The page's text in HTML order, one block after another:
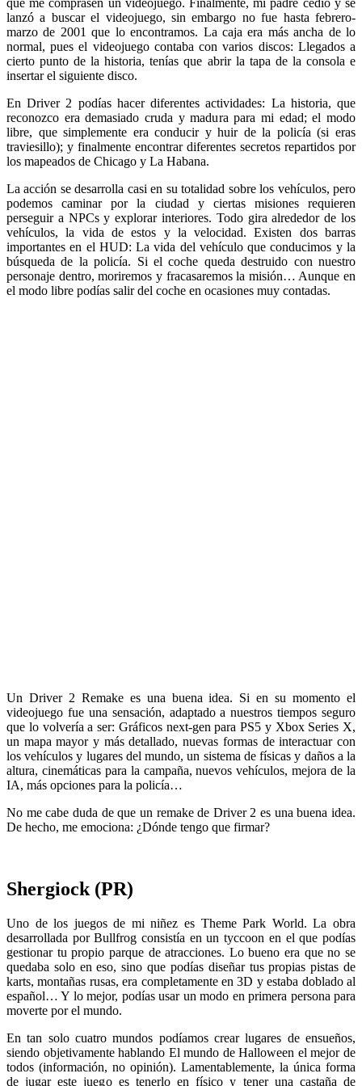
que me comprasen un videojuego. Finalmente, mi padre cedió y se
lanzó a buscar el videojuego, sin embargo no fue hasta febrero-
marzo de 2001 que lo encontramos. La caja era más ancha de lo
normal, pues el videojuego contaba con varios discos: Llegados a
cierto punto de la historia, tenías que abrir la tapa de la consola e
insertar el siguiente disco.
En Driver 2 podías hacer diferentes actividades: La historia, que
reconozco era demasiado cruda y madura para mi edad; el modo
libre, que simplemente era conducir y huir de la policía (si eras
traviesillo); y finalmente encontrar diferentes secretos repartidos por
los mapeados de Chicago y La Habana.
La acción se desarrolla casi en su totalidad sobre los vehículos, pero
podemos caminar por la ciudad y ciertas misiones requieren
perseguir a NPCs y explorar interiores. Todo gira alrededor de los
vehículos, la vida de estos y la velocidad. Existen dos barras
importantes en el HUD: La vida del vehículo que conducimos y la
búsqueda de la policía. Si el coche queda destruido con nuestro
personaje dentro, moriremos y fracasaremos la misión… Aunque en
el modo libre podías salir del coche en ocasiones muy contadas.
Un Driver 2 Remake es una buena idea. Si en su momento el
videojuego fue una sensación, adaptado a nuestros tiempos seguro
que lo volvería a ser: Gráficos next-gen para PS5 y Xbox Series X,
un mapa mayor y más detallado, nuevas formas de interactuar con
los vehículos y lugares del mundo, un sistema de físicas y daños a la
altura, cinemáticas para la campaña, nuevos vehículos, mejora de la
IA, más opciones para la policía…
No me cabe duda de que un remake de Driver 2 es una buena idea.
De hecho, me emociona: ¿Dónde tengo que firmar?
Shergiock (PR)
Uno de los juegos de mi niñez es Theme Park World. La obra
desarrollada por Bullfrog consistía en un tyccoon en el que podías
gestionar tu propio parque de atracciones. Lo bueno era que no se
quedaba solo en eso, sino que podías diseñar tus propias pistas de
karts, montañas rusas, era completamente en 3D y estaba doblado al
español… Y lo mejor, podías usar un modo en primera persona para
moverte por el mundo.
En tan solo cuatro mundos podíamos crear lugares de ensueños,
siendo objetivamente hablando El mundo de Halloween el mejor de
todos (información, no opinión). Lamentablemente, la única forma
de jugar este juego es tenerlo en físico y tener una castaña de